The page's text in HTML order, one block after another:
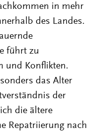
in mehr
des Landes.
führt zu
und Konflikten.
das Alter
der
die ältere
Repatriierung nach